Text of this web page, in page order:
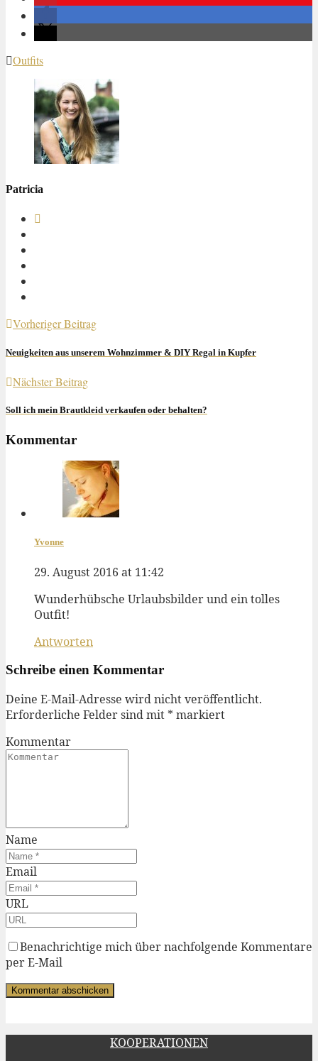
Outfits
Patricia
Vorheriger Beitrag
Neuigkeiten aus unserem Wohnzimmer & DIY Regal in Kupfer
Nächster Beitrag
Soll ich mein Brautkleid verkaufen oder behalten?
Kommentar
Yvonne
29. August 2016 at 11:42
Wunderhübsche Urlaubsbilder und ein tolles
Outfit!
Antworten
Schreibe einen Kommentar
Deine E-Mail-Adresse wird nicht veröffentlicht.
Erforderliche Felder sind mit * markiert
Kommentar
Name
Email
URL
Benachrichtige mich über nachfolgende Kommentare
per E-Mail
KOOPERATIONEN